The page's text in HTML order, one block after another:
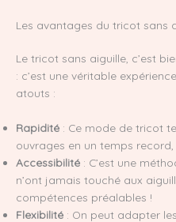
Les avantages du tricot sans
Le tricot sans aiguille, c’est
: c’est une véritable
atouts :
Rapidité : Ce mode de tricot
ouvrages en un temps
Accessibilité : C’est une
n’ont jamais touché aux
compétences préalables !
Flexibilité : On peut adapter